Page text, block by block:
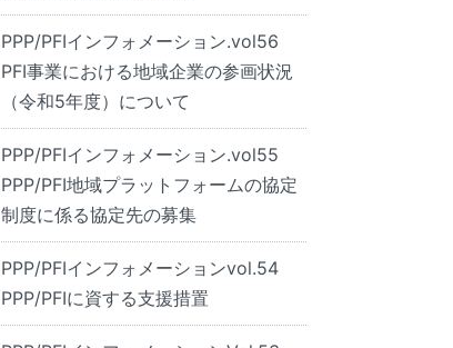
PPP/PFIインフォメーション.vol56
PFI事業における地域企業の参画状況
（令和5年度）について
PPP/PFIインフォメーション.vol55
PPP/PFI地域プラットフォームの協定
制度に係る協定先の募集
PPP/PFIインフォメーションvol.54
PPP/PFIに資する支援措置